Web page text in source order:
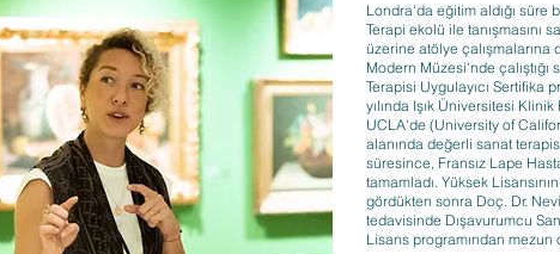
Londra'da eğitim aldığı süre
Terapi ekolü ile tanışmasını
üzerine atölye çalışmalarına
Modern Müzesi'nde çalıştığı
Terapisi Uygulayıcı Sertifika
yılında Işık Üniversitesi
UCLA'de (University of
alanında değerli sanat
süresince, Fransız Lape
tamamladı. Yüksek
gördükten sonra Doç. Dr.
tedavisinde Dışavurumcu
Lisans programından mezun